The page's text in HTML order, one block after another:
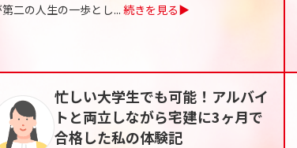
二の人生の一歩とし... 続きを見る▶
忙しい大学生でも可能！アルバイ
トと両立しながら宅建に3ヶ月で
合格した私の体験記